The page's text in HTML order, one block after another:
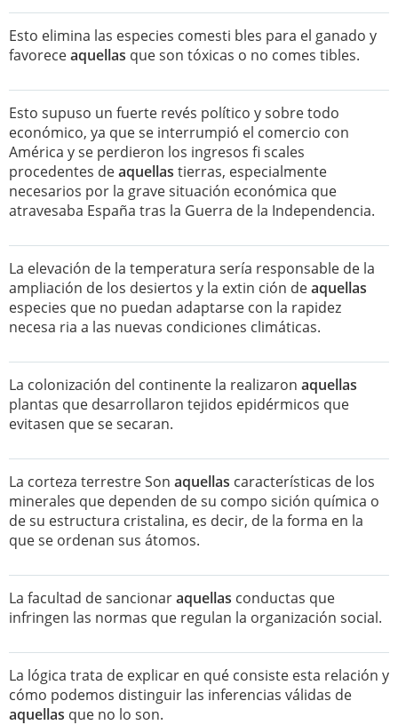
Esto elimina las especies comesti bles para el ganado y
favoreceaquellas que son tóxicas o no comes tibles.
Esto supuso un fuerte revés político y sobre todo
económico, ya que se interrumpió el comercio con
América y se perdieron los ingresos fi scales
procedentes deaquellas tierras, especialmente
necesarios por la grave situación económica que
atravesaba España tras la Guerra de la Independencia.
La elevación de la temperatura sería responsable de la
ampliación de los desiertos y la extin ción deaquellas
especies que no puedan adaptarse con la rapidez
necesa ria a las nuevas condiciones climáticas.
La colonización del continente la realizaron aquellas
plantas que desarrollaron tejidos epidérmicos que
evitasen que se secaran.
La corteza terrestre Son aquellas características de los
minerales que dependen de su compo sición química o
de su estructura cristalina, es decir, de la forma en la
que se ordenan sus átomos.
La facultad de sancionaraquellas conductas que
infringen las normas que regulan la organización social.
La lógica trata de explicar en qué consiste esta relación y
cómo podemos distinguir las inferencias válidas de
aquellas que no lo son.